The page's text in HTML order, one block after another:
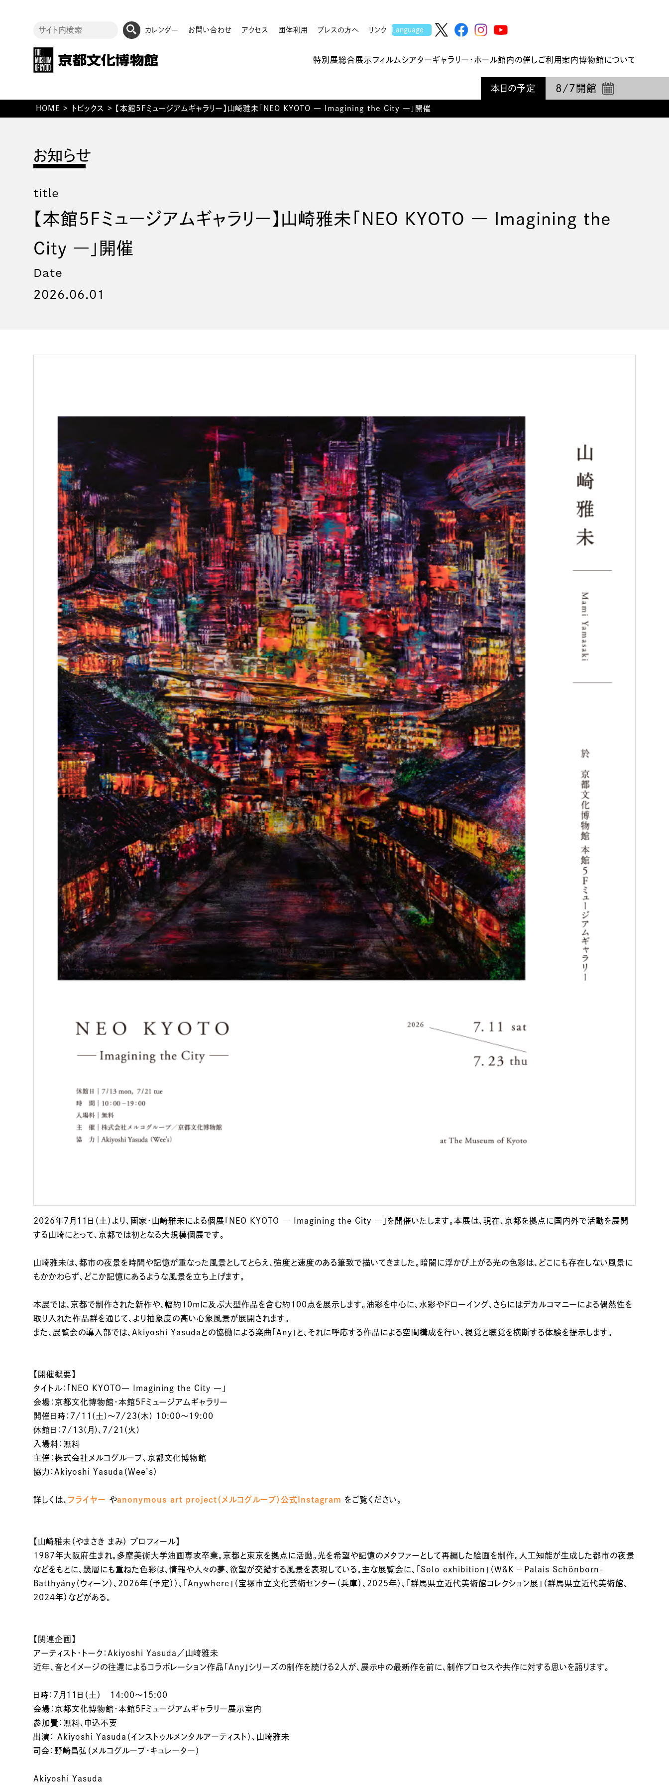
カレンダー お問い合わせ アクセス 団体利用 プレスの方へ リンク
特別展総合展示フィルムシアターギャラリー・ホール館内の催しご利用案内博物館について
本日の予定 8/7 開館
HOME > トピックス > 【本館5Fミュージアムギャラリー】山崎雅未「NEO KYOTO ― Imagining the City ―」開催
title
【本館5Fミュージアムギャラリー】山崎雅未「NEO KYOTO ― Imagining the
City ―」開催
Date
2026.06.01
2026年7月11日（土）より、画家・山崎雅未による個展「NEO KYOTO ― Imagining the City ―」を開催いたします。本展は、現在、京都を拠点に国内外で活動を展開
する山崎にとって、京都では初となる大規模個展です。
山崎雅未は、都市の夜景を時間や記憶が重なった風景としてとらえ、強度と速度のある筆致で描いてきました。暗闇に浮かび上がる光の色彩は、どこにも存在しない風景に
もかかわらず、どこか記憶にあるような風景を立ち上げます。
本展では、京都で制作された新作や、幅約10mに及ぶ大型作品を含む約100点を展示します。油彩を中心に、水彩やドローイング、さらにはデカルコマニーによる偶然性を
取り入れた作品群を通じて、より抽象度の高い心象風景が展開されます。
また、展覧会の導入部では、Akiyoshi Yasudaとの協働による楽曲「Any」と、それに呼応する作品による空間構成を行い、視覚と聴覚を横断する体験を提示します。
【開催概要】
タイトル：「NEO KYOTO― Imagining the City ―」
会場：京都文化博物館・本館5Fミュージアムギャラリー
開催日時：7/11(土)〜7/23(木) 10:00〜19:00
休館日：7/13(月)、7/21(火)
入場料：無料
主催：株式会社メルコグループ、京都文化博物館
協力：Akiyoshi Yasuda（Wee’s）
詳しくは、 フライヤー やanonymous art project（メルコグループ）公式Instagram をご覧ください。
【山崎雅未（やまさき まみ） プロフィール】
1987年大阪府生まれ。多摩美術大学油画専攻卒業。京都と東京を拠点に活動。光を希望や記憶のメタファーとして再編した絵画を制作。人工知能が生成した都市の夜景
などをもとに、幾層にも重ねた色彩は、情報や人々の夢、欲望が交錯する風景を表現している。主な展覧会に、「Solo exhibition」（W&K – Palais Schönborn-
Batthyány（ウィーン）、2026年（予定））、「Anywhere」（宝塚市立文化芸術センター（兵庫）、2025年）、「群馬県立近代美術館コレクション展」（群馬県立近代美術館、
2024年）などがある。
【関連企画】
アーティスト・トーク：Akiyoshi Yasuda／山崎雅未
近年、音とイメージの往還によるコラボレーション作品「Any」シリーズの制作を続ける2人が、展示中の最新作を前に、制作プロセスや共作に対する思いを語ります。
日時：7月11日（土） 14:00～15:00
会場：京都文化博物館・本館5Fミュージアムギャラリー展示室内
参加費：無料、申込不要
出演： Akiyoshi Yasuda（インストゥルメンタルアーティスト）、山崎雅未
司会：野崎昌弘（メルコグループ・キュレーター）
Akiyoshi Yasuda